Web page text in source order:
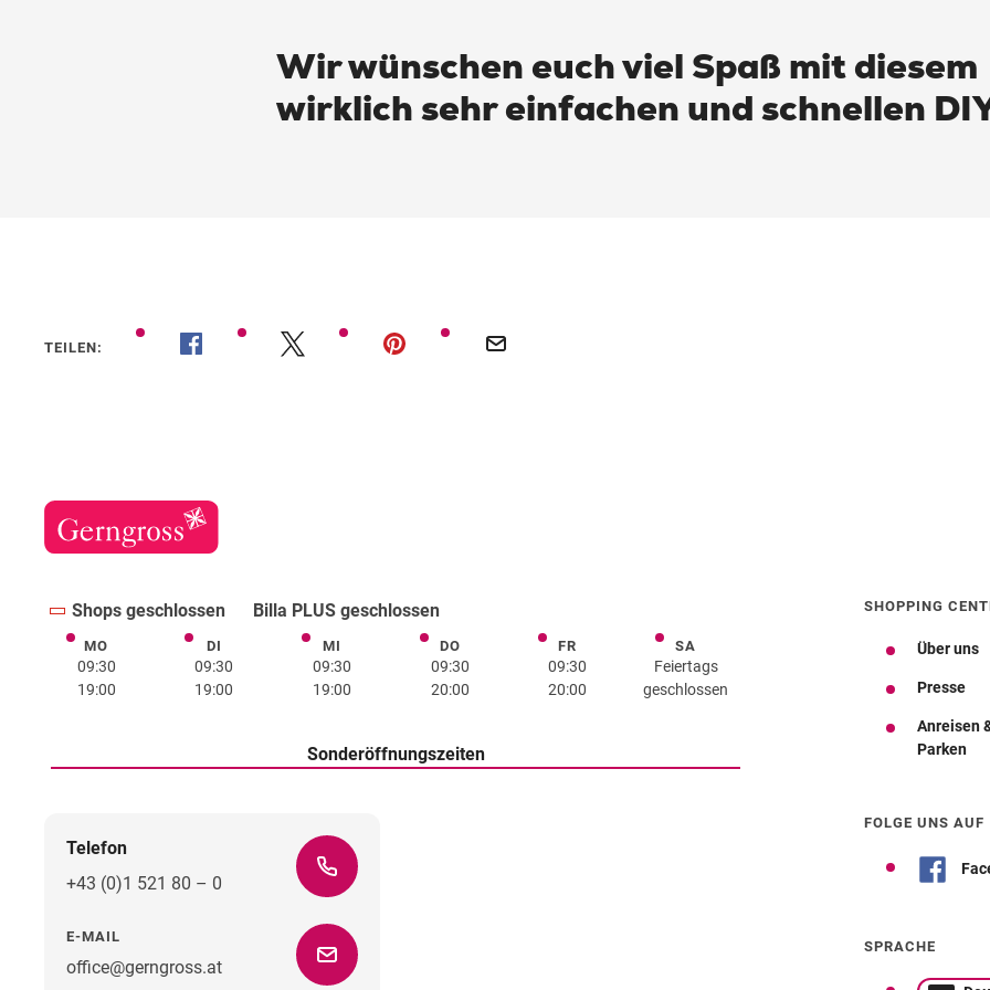
Wir wünschen euch viel Spaß mit diesem
wirklich sehr einfachen und schnellen
TEILEN:
Shops geschlossen Billa PLUS geschlossen
MOMontag
09:30
19:00
DIDienstag
09:30
19:00
MIMittwoch
09:30
19:00
DODonnerstag
09:30
20:00
FRFreitag
09:30
20:00
SASamstag
Feiertags
geschlossen
Sonderöffnungszeiten
Telefon
+43 (0)1 521 80 – 0
E-MAIL
office@gerngross.at
SHOPPING
Über uns
Presse
Anreisen
Parken
FOLGE UNS AUF
SPRACHE